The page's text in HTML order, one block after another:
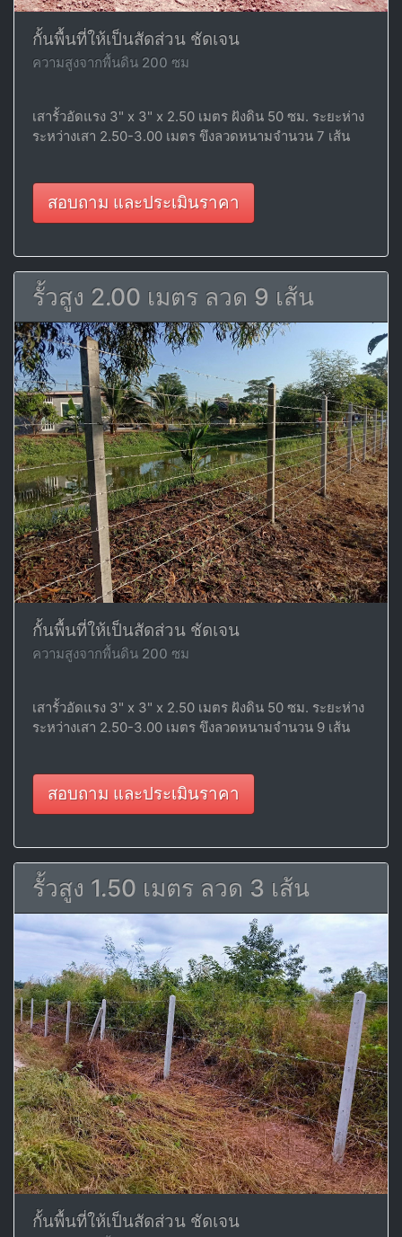
กั้นพื้นที่ให้เป็นสัดส่วน ชัดเจน
ความสูงจากพื้นดิน 200 ซม
เสารั้วอัดแรง 3" x 3" x 2.50 เมตร ฝังดิน 50 ซม. ระยะห่าง
ระหว่างเสา 2.50-3.00 เมตร ขึงลวดหนามจำนวน 7 เส้น
สอบถาม และประเมินราคา
รั้วสูง 2.00 เมตร ลวด 9 เส้น
กั้นพื้นที่ให้เป็นสัดส่วน ชัดเจน
ความสูงจากพื้นดิน 200 ซม
เสารั้วอัดแรง 3" x 3" x 2.50 เมตร ฝังดิน 50 ซม. ระยะห่าง
ระหว่างเสา 2.50-3.00 เมตร ขึงลวดหนามจำนวน 9 เส้น
สอบถาม และประเมินราคา
รั้วสูง 1.50 เมตร ลวด 3 เส้น
กั้นพื้นที่ให้เป็นสัดส่วน ชัดเจน